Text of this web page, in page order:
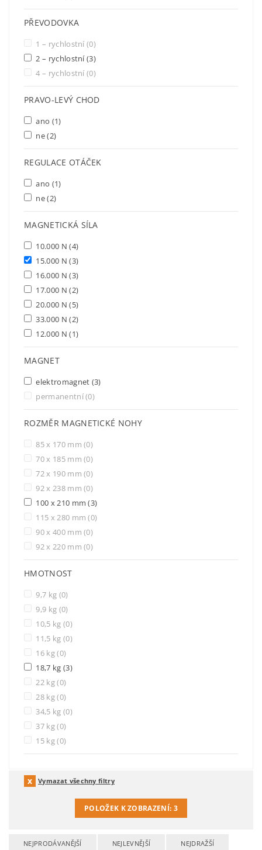
PŘEVODOVKA
1 – rychlostní(0)
2 – rychlostní(3)
4 – rychlostní(0)
PRAVO-LEVÝ CHOD
ano (1)
ne(2)
REGULACE OTÁČEK
ano (1)
ne(2)
MAGNETICKÁ SÍLA
10.000 N(4)
15.000 N(3)
16.000 N(3)
17.000 N(2)
20.000 N(5)
33.000 N(2)
12.000 N(1)
MAGNET
elektromagnet (3)
permanentní(0)
ROZMĚR MAGNETICKÉ NOHY
85 x 170 mm(0)
70 x 185 mm(0)
72 x 190 mm(0)
92 x 238 mm(0)
100 x 210 mm(3)
115 x 280 mm(0)
90 x 400 mm(0)
92 x 220 mm(0)
HMOTNOST
9,7 kg (0)
9,9 kg (0)
10,5 kg (0)
11,5 kg (0)
16 kg(0)
18,7 kg (3)
22 kg(0)
28 kg(0)
34,5 kg (0)
37 kg(0)
15 kg(0)
Vymazat všechny filtry
POLOŽEK K ZOBRAZENÍ: 3
NEJPRODÁVANĚJŠÍ NEJLEVNĚJŠÍ NEJDRAŽŠÍ